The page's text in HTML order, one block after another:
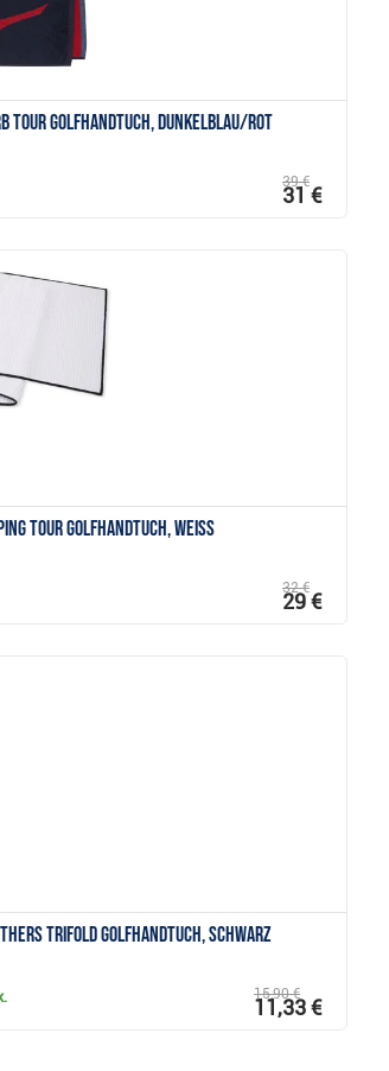
Tour Golfhandtuch, dunkelblau/rot
39 €
31 €
Tour GolfHandtuch, weiss
32 €
29 €
Anzeigen
Trifold Golfhandtuch, schwarz
15,90 €
11,33 €